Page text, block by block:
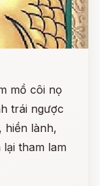
mồ côi nọ
trái ngược
hiền lành,
tham lam